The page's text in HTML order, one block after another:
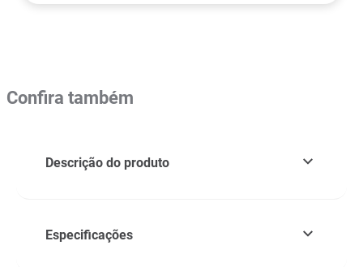
Confira também
Descrição do produto
Especificações